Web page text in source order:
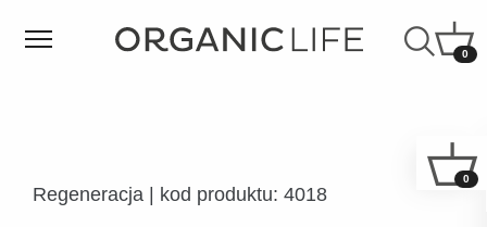
0
0
Regeneracja | kod produktu: 4018